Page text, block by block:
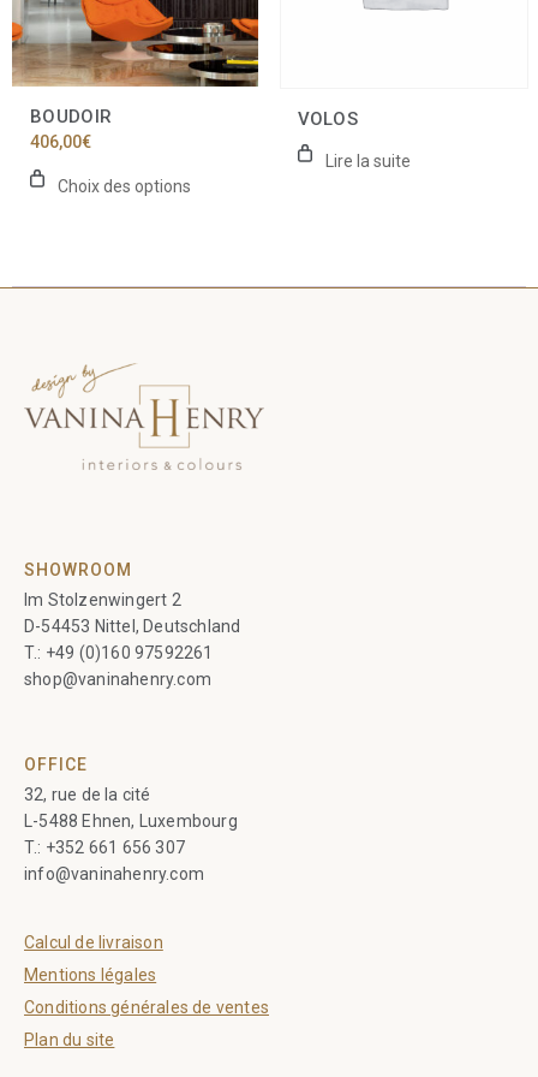
BOUDOIR
406,00€
Choix des options
peuvent
être
choisies
sur
page
du
produit
VOLOS
Lire la suite
SHOWROOM
Im Stolzenwingert 2
D-54453 Nittel, Deutschland
T.: +49 (0)160 97592261
shop@vaninahenry.com
OFFICE
32, rue de la cité
L-5488 Ehnen, Luxembourg
T.: +352 661 656 307
info@vaninahenry.com
Calcul de livraison
Mentions légales
Conditions générales de ventes
Plan du site